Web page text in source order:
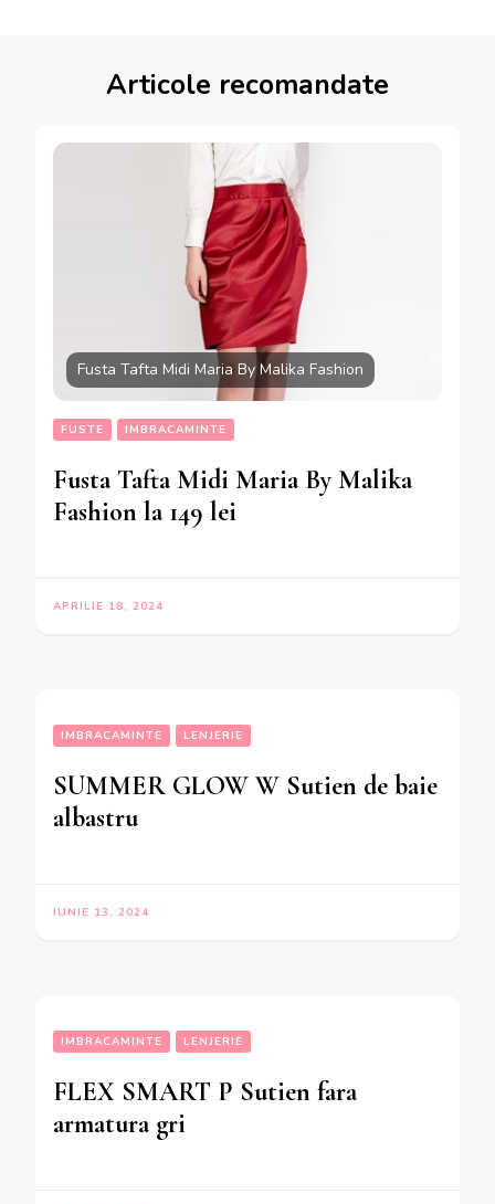
Articole recomandate
Fusta Tafta Midi Maria By Malika Fashion
FUSTE IMBRACAMINTE
Fusta Tafta Midi Maria By Malika
Fashion la 149 lei
APRILIE 18, 2024
IMBRACAMINTE LENJERIE
SUMMER GLOW W Sutien de baie
albastru
IUNIE 13, 2024
IMBRACAMINTE LENJERIE
FLEX SMART P Sutien fara
armatura gri